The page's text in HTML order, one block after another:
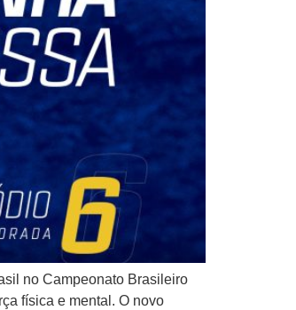
no Campeonato Brasileiro
física e mental. O novo